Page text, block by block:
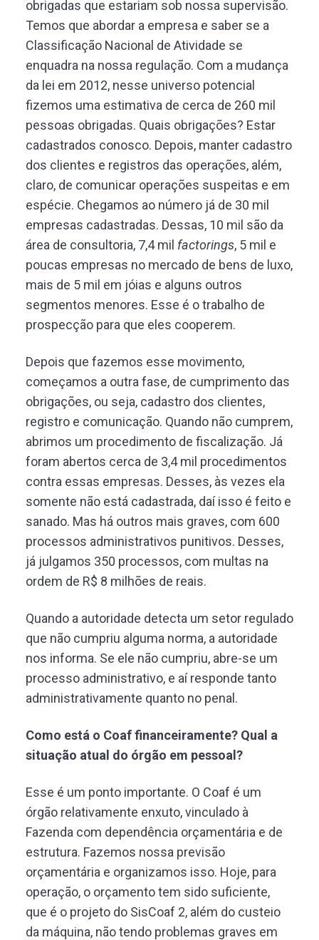
obrigadas que estariam sob nossa supervisão.
Temos que abordar a empresa e saber se a
Classificação Nacional de Atividade se
enquadra na nossa regulação. Com a mudança
da lei em 2012, nesse universo potencial
fizemos uma estimativa de cerca de 260 mil
pessoas obrigadas. Quais obrigações? Estar
cadastrados conosco. Depois, manter cadastro
dos clientes e registros das operações, além,
claro, de comunicar operações suspeitas e em
espécie. Chegamos ao número já de 30 mil
empresas cadastradas. Dessas, 10 mil são da
área de consultoria, 7,4 mil factorings, 5 mil e
poucas empresas no mercado de bens de luxo,
mais de 5 mil em jóias e alguns outros
segmentos menores. Esse é o trabalho de
prospecção para que eles cooperem.
Depois que fazemos esse movimento,
começamos a outra fase, de cumprimento das
obrigações, ou seja, cadastro dos clientes,
registro e comunicação. Quando não cumprem,
abrimos um procedimento de fiscalização. Já
foram abertos cerca de 3,4 mil procedimentos
contra essas empresas. Desses, às vezes ela
somente não está cadastrada, daí isso é feito e
sanado. Mas há outros mais graves, com 600
processos administrativos punitivos. Desses,
já julgamos 350 processos, com multas na
ordem de R$ 8 milhões de reais.
Quando a autoridade detecta um setor regulado
que não cumpriu alguma norma, a autoridade
nos informa. Se ele não cumpriu, abre-se um
processo administrativo, e aí responde tanto
administrativamente quanto no penal.
Como está o Coaf financeiramente? Qual a
situação atual do órgão em pessoal?
Esse é um ponto importante. O Coaf é um
órgão relativamente enxuto, vinculado à
Fazenda com dependência orçamentária e de
estrutura. Fazemos nossa previsão
orçamentária e organizamos isso. Hoje, para
operação, o orçamento tem sido suficiente,
que é o projeto do SisCoaf 2, além do custeio
da máquina, não tendo problemas graves em